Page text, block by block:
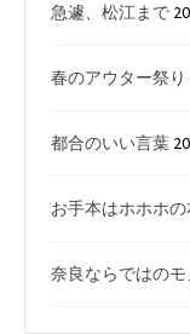
急遽、松江まで
春のアウター祭り
都合のいい言葉
お手本はホホホ
奈良ならではのモ